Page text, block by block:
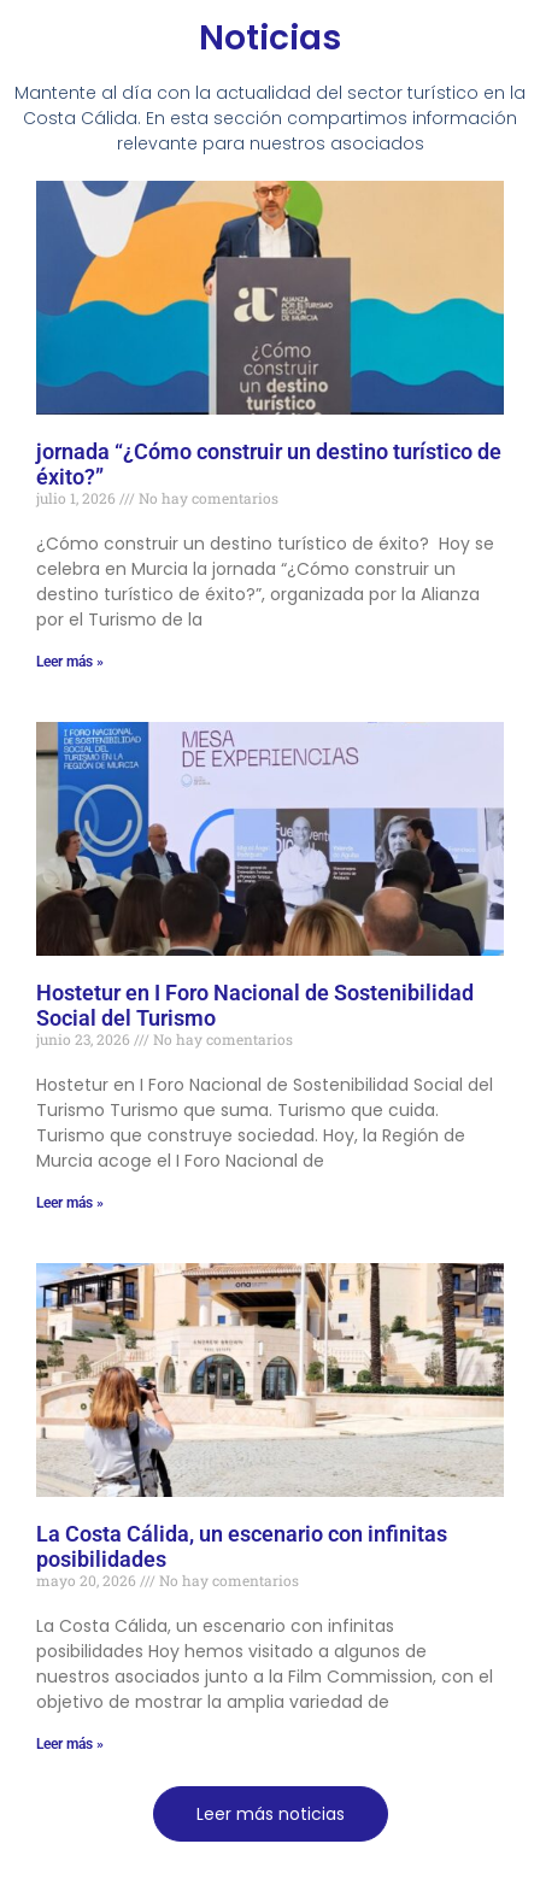
Noticias
Mantente al día con la actualidad del sector turístico en la
Costa Cálida. En esta sección compartimos información
relevante para nuestros asociados
jornada “¿Cómo construir un destino turístico de
éxito?”
julio 1, 2026 No hay comentarios
¿Cómo construir un destino turístico de éxito? Hoy se
celebra en Murcia la jornada “¿Cómo construir un
destino turístico de éxito?”, organizada por la Alianza
por el Turismo de la
Leer más »
Hostetur en I Foro Nacional de Sostenibilidad
Social del Turismo
junio 23, 2026 No hay comentarios
Hostetur en I Foro Nacional de Sostenibilidad Social del
Turismo Turismo que suma. Turismo que cuida.
Turismo que construye sociedad. Hoy, la Región de
Murcia acoge el I Foro Nacional de
Leer más »
La Costa Cálida, un escenario con infinitas
posibilidades
mayo 20, 2026 No hay comentarios
La Costa Cálida, un escenario con infinitas
posibilidades Hoy hemos visitado a algunos de
nuestros asociados junto a la Film Commission, con el
objetivo de mostrar la amplia variedad de
Leer más »
Leer más noticias